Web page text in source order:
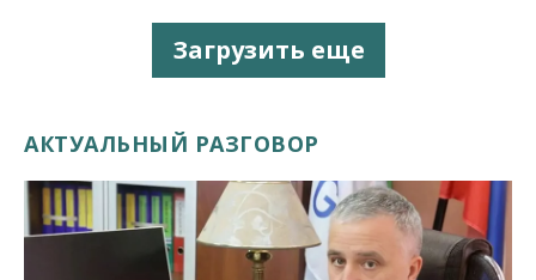
Загрузить еще
АКТУАЛЬНЫЙ РАЗГОВОР